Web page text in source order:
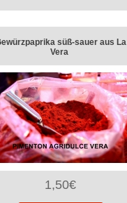
süß-sauer aus La
Vera
1,50€